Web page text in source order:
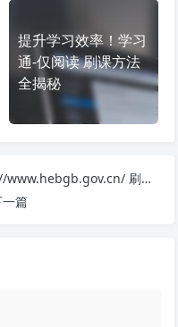
提升学习效率！学习
通-仅阅读 刷课方法
全揭秘
河北干部网络学院-https://www.hebgb.gov.cn/ 刷课也能轻松过！简单技巧大公开
篇